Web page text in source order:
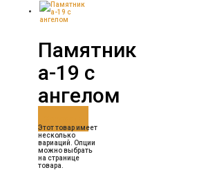
Памятник
а-19 с
ангелом
Этот товар имеет
несколько
вариаций. Опции
можно выбрать
на странице
товара.